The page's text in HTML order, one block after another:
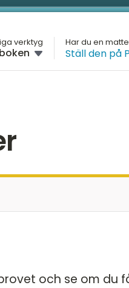
Har du en
Ställ den på
verktyg
och se om du